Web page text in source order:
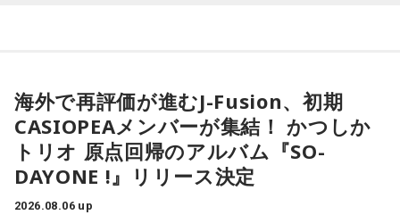
ちゃくちゃだし、早口で喋ったもんだから、ただただ引きつ
らせてしまいました」と当時を振り返り、苦笑いを見せまし
た。
ゴリさん
きそうな日。義務で続けてきたことより、楽しくて夢中にな
れることを選ぶと流れが変わります。人と違っても大丈夫。
今夜にでも「本当はこう生きたい」を自由に書き出してみ
て。
【2位】双子座（ふたご座）
思いがけない誘いや情報が、次の展開を連れてくるかも！今
海外で再評価が進むJ-Fusion、初期
CASIOPEAメンバーが集結！ かつしか
トリオ 原点回帰のアルバム『SO-
DAYONE !』リリース決定
2026.08.06 up